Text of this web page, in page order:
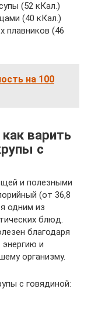
(52 кКал.)
(40 кКал.)
плавников (46
на 100
варить
с
и полезными
(от 36,8
одним из
блюд.
благодаря
энергию и
организму.
с говядиной: